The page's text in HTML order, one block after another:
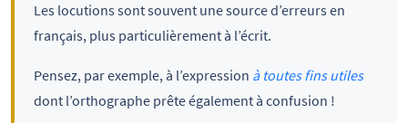
Les locutions sont souvent une source d’erreurs en
français, plus particulièrement à l’écrit.
Pensez, par exemple, à l’expression à toutes fins utiles
dont l’orthographe prête également à confusion !